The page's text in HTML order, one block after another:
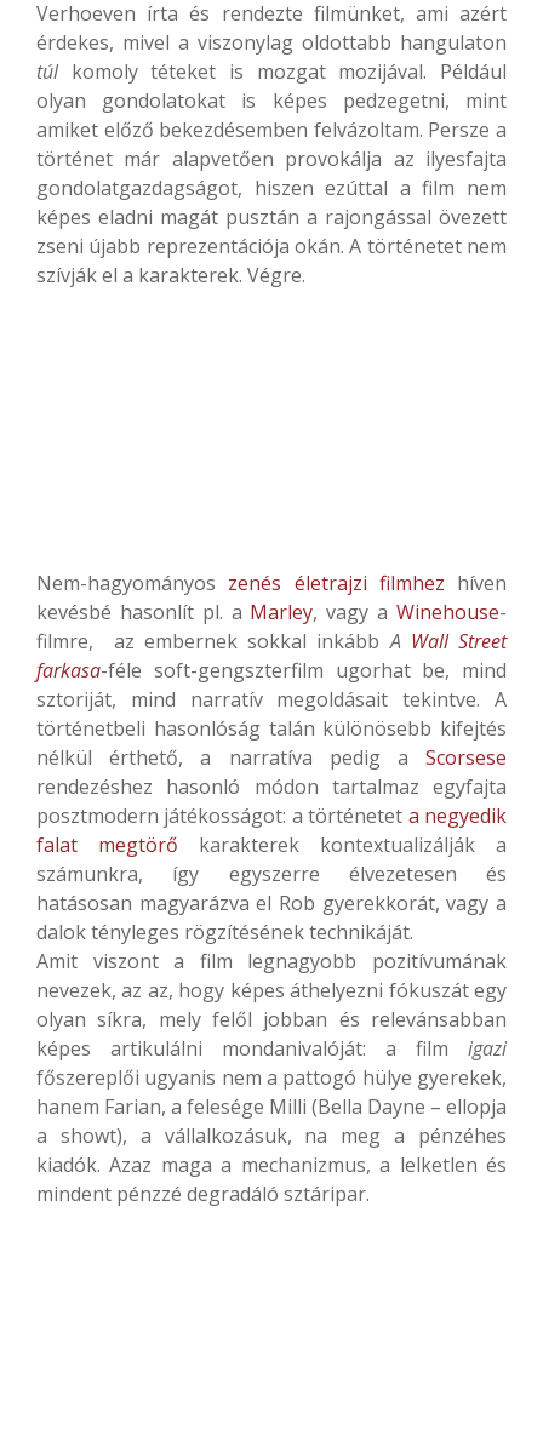
Verhoeven írta és rendezte filmünket, ami azért
érdekes, mivel a viszonylag oldottabb hangulaton
túlkomoly téteket is mozgat mozijával. Például
olyan gondolatokat is képes pedzegetni, mint
amiket előző bekezdésemben felvázoltam. Persze a
történet már alapvetően provokálja az ilyesfajta
gondolatgazdagságot, hiszen ezúttal a film nem
képes eladni magát pusztán a rajongással övezett
zseni újabb reprezentációja okán. A történetet nem
szívják el a karakterek. Végre.
Nem-hagyományos zenés életrajzi filmhez híven
kevésbé hasonlít pl. a Marley, vagy aWinehouse-
filmre, az embernek sokkal inkábbA Wall Street
farkasa-féle soft-gengszterfilm ugorhat be, mind
sztoriját, mind narratív megoldásait tekintve. A
történetbeli hasonlóság talán különösebb kifejtés
nélkül érthető, a narratíva pedig a Scorsese
rendezéshez hasonló módon tartalmaz egyfajta
posztmodern játékosságot: a történetet a negyedik
falat megtörő karakterek kontextualizálják a
számunkra, így egyszerre élvezetesen és
hatásosan magyarázva el Rob gyerekkorát, vagy a
dalok tényleges rögzítésének technikáját.
Amit viszont a film legnagyobb pozitívumának
nevezek, az az, hogy képes áthelyezni fókuszát egy
olyan síkra, mely felől jobban és relevánsabban
képes artikulálni mondanivalóját: a film igazi
főszereplői ugyanis nem a pattogó hülye gyerekek,
hanem Farian, a felesége Milli (Bella Dayne – ellopja
a showt), a vállalkozásuk, na meg a pénzéhes
kiadók. Azaz maga a mechanizmus, a lelketlen és
mindent pénzzé degradáló sztáripar.